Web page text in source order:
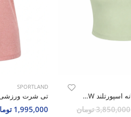
تی شرت ورزشی زنانه اسپورتلند SHIFT Max W
3,850,000 تومان
SPORTLAND
1,995,000 تومان